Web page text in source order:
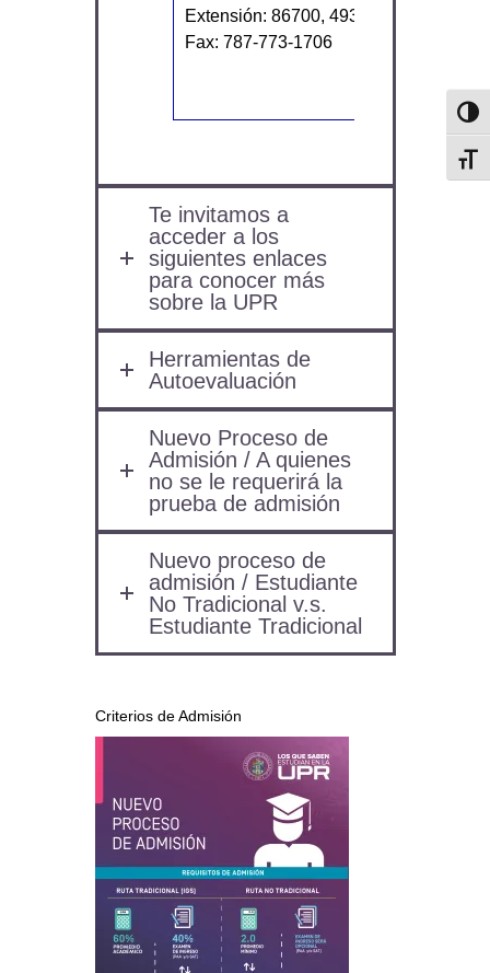
Extensión: 86700, 4936
Fax: 787-773-1706
Te invitamos a
acceder a los
siguientes enlaces
para conocer más
sobre la UPR
Herramientas de
Autoevaluación
Nuevo Proceso de
Admisión / A quienes
no se le requerirá la
prueba de admisión
Nuevo proceso de
admisión / Estudiante
No Tradicional v.s.
Estudiante Tradicional
Criterios de Admisión